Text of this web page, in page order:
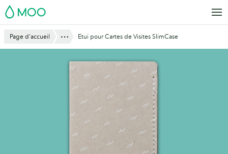
Aller
au
principal
MOO
Page d'accueil Montre tout
Etui pour Cartes de Visites SlimCase